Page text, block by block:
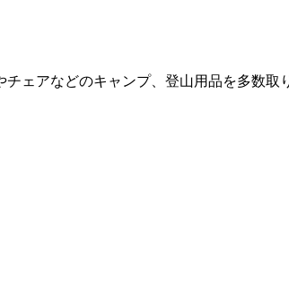
ェアなどのキャンプ、登山用品を多数取